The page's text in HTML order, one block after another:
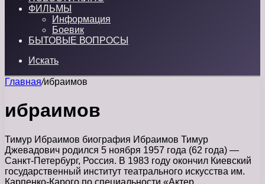
ФИЛЬМЫ
Информация
Боевик
БЫТОВЫЕ ВОПРОСЫ
Искать
Главная/ибраимов
ибраимов
Тимур Ибраимов биография Ибраимов Тимур
Джевадович родился 5 ноября 1957 года (62 года) —
Санкт-Петербург, Россия. В 1983 году окончил Киевский
государственный институт театрального искусства им.
Карпенко-Карого по специальности «Актер …